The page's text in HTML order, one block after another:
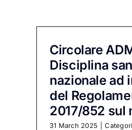
Circolare
Disciplina
nazionale ad
del
2017/852 sul
31 March 2025